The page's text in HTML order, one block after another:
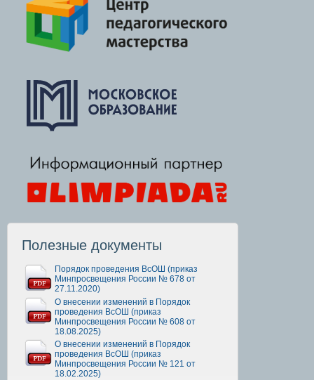
Полезные документы
Порядок проведения ВсОШ (приказ
Минпросвещения России № 678 от
27.11.2020)
О внесении изменений в Порядок
проведения ВсОШ (приказ
Минпросвещения России № 608 от
18.08.2025)
О внесении изменений в Порядок
проведения ВсОШ (приказ
Минпросвещения России № 121 от
18.02.2025)